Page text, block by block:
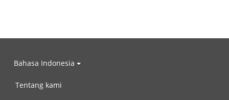
Bahasa Indonesia
Tentang kami